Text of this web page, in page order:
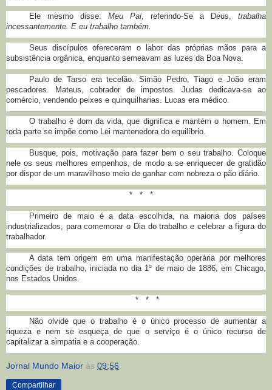
Ele mesmo disse: Meu Pai, referindo-Se a Deus,trabalha
incessantemente. E eu trabalho também.
Seus discípulos ofereceram o labor das próprias mãos para a
subsistência orgânica, enquanto semeavam as luzes da Boa Nova.
Paulo de Tarso era tecelão. Simão Pedro, Tiago e João eram
pescadores. Mateus, cobrador de impostos. Judas dedicava-se ao
comércio, vendendo peixes e quinquilharias. Lucas era médico.
O trabalho é dom da vida, que dignifica e mantém o homem. Em
toda parte se impõe como Lei mantenedora do equilíbrio.
Busque, pois, motivação para fazer bem o seu trabalho. Coloque
nele os seus melhores empenhos, de modo a se enriquecer de gratidão
por dispor de um maravilhoso meio de ganhar com nobreza o pão diário.
* * *
Primeiro de maio é a data escolhida, na maioria dos países
industrializados, para comemorar o Dia do trabalho e celebrar a figura do
trabalhador.
A data tem origem em uma manifestação operária por melhores
condições de trabalho, iniciada no dia 1º de maio de 1886, em Chicago,
nos Estados Unidos.
* * *
Não olvide que o trabalho é o único processo de aumentar a
riqueza e nem se esqueça de que o serviço é o único recurso de
capitalizar a simpatia e a cooperação.
Jornal Mundo Maior às 09:56
Compartilhar